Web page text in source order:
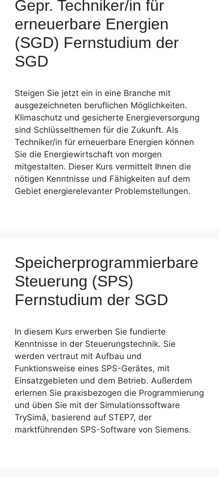
Gepr. Techniker/in für
erneuerbare Energien
(SGD) Fernstudium der
SGD
Steigen Sie jetzt ein in eine Branche mit
ausgezeichneten beruflichen Möglichkeiten.
Klimaschutz und gesicherte Energieversorgung
sind Schlüsselthemen für die Zukunft. Als
Techniker/in für erneuerbare Energien können
Sie die Energiewirtschaft von morgen
mitgestalten. Dieser Kurs vermittelt Ihnen die
nötigen Kenntnisse und Fähigkeiten auf dem
Gebiet energierelevanter Problemstellungen.
Speicherprogrammierbare
Steuerung (SPS)
Fernstudium der SGD
In diesem Kurs erwerben Sie fundierte
Kenntnisse in der Steuerungs­technik. Sie
werden vertraut mit Aufbau und
Funktionsweise eines SPS-Gerätes, mit
Einsatzgebieten und dem Betrieb. Außerdem
erlernen Sie praxisbezogen die Programmierung
und üben Sie mit der Simulationssoftware
TrySimâ, basierend auf STEP7, der
marktführenden SPS-Software von Siemens.